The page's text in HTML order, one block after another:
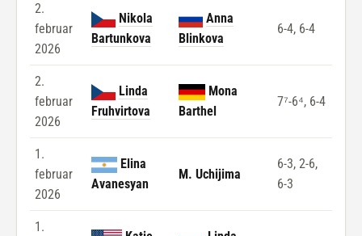
2.
februar
2026
Nikola
Bartunkova
Anna
Blinkova
6-4, 6-4
2.
februar
2026
Linda
Fruhvirtova
Mona
Barthel
7⁷-6⁴, 6-4
1.
februar
2026
Elina
Avanesyan
M. Uchijima
6-3, 2-6,
6-3
1.